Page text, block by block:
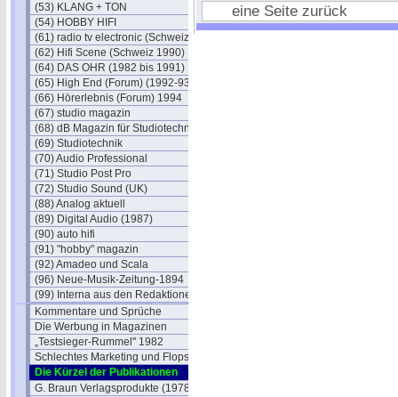
(53) KLANG + TON
(54) HOBBY HIFI
(61) radio tv electronic (Schweiz)
(62) Hifi Scene (Schweiz 1990)
(64) DAS OHR (1982 bis 1991)
(65) High End (Forum) (1992-93)
(66) Hörerlebnis (Forum) 1994
(67) studio magazin
(68) dB Magazin für Studiotechnik
(69) Studiotechnik
(70) Audio Professional
(71) Studio Post Pro
(72) Studio Sound (UK)
(88) Analog aktuell
(89) Digital Audio (1987)
(90) auto hifi
(91) "hobby" magazin
(92) Amadeo und Scala
(96) Neue-Musik-Zeitung-1894
(99) Interna aus den Redaktionen
Kommentare und Sprüche
Die Werbung in Magazinen
„Testsieger-Rummel" 1982
Schlechtes Marketing und Flops
Die Kürzel der Publikationen
G. Braun Verlagsprodukte (1978)
eine Seite zurück